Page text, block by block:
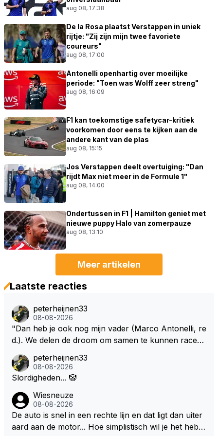
aug 08, 17:38
De la Rosa plaatst Verstappen in uniek
rijtje: "Zij zijn mijn twee favoriete
coureurs"
aug 08, 17:00
Antonelli openhartig over moeilijke
periode: "Toen was Wolff zeer streng"
aug 08, 16:09
F1 kan toekomstige safetycar-kritiek
voorkomen door eens te kijken aan de
andere kant van de plas
aug 08, 15:15
Jos Verstappen deelt overtuiging: "Dan
rijdt Max niet meer in de Formule 1"
aug 08, 14:00
Ondertussen in F1 | Hamilton geniet met
nieuwe puppy Halo van zomerpauze
aug 08, 13:10
Meer artikelen
Laatste reacties
peterheijnen33
08-08-2026
"Dan heb je ook nog mijn vader (Marco Antonelli, re
d.). We delen de droom om samen te kunnen racen i
out die droom met Kimi en Marco én Max én Jos? ;)
peterheijnen33
08-08-2026
Slordigheden... 🤡
Wiesneuze
08-08-2026
De auto is snel in een rechte lijn en dat ligt dan uiter
aard aan de motor... Hoe simplistisch wil je het hebb